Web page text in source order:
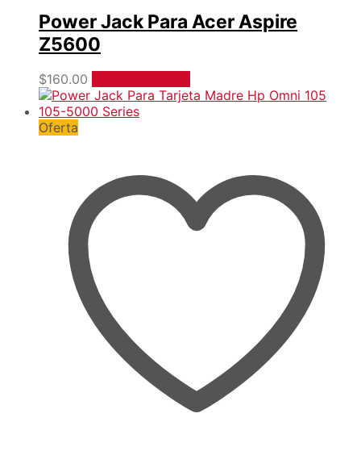
Power Jack Para Acer Aspire
Z5600
$160.00
Oferta